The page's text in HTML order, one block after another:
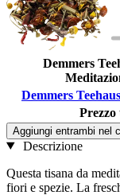
Demmers
Demmers
Prezzo
Aggiungi entrambi nel
Descrizione
Questa tisana da
fiori e spezie. La